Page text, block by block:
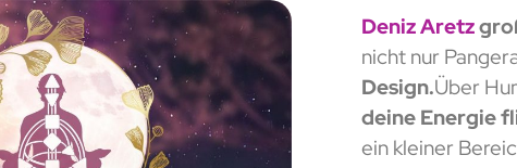
Deniz Aretz
nicht nur
Design.Über
deine Energie
ein kleiner